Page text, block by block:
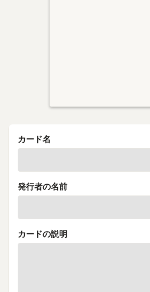
カード名
発行者の名前
カードの説明